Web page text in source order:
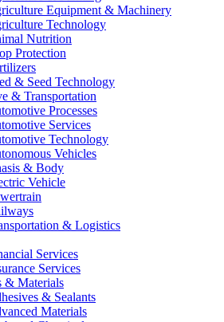
Equipment & Machinery
Technology
Nutrition
Protection
& Seed Technology
& Transportation
Processes
Services
Technology
Vehicles
& Body
Vehicle
& Logistics
Services
Services
& Materials
& Sealants
Materials